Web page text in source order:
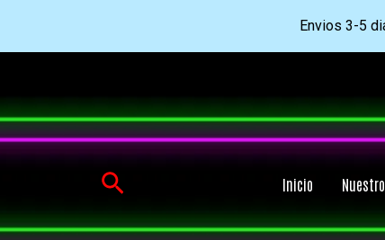
Envios 3-5
contenido
Buscar Inicio